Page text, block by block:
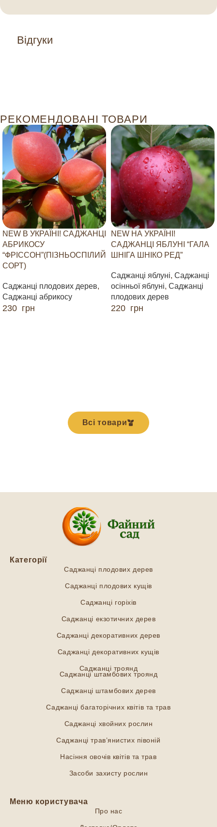
Відгуки
РЕКОМЕНДОВАНІ ТОВАРИ
NEW В УКРАЇНІ! САДЖАНЦІ
АБРИКОСУ
“ФРІССОН”(ПІЗНЬОСПІЛИЙ
СОРТ)
Саджанці плодових дерев,
Саджанці абрикосу
230 грн
NEW НА УКРАЇНІ!
САДЖАНЦІ ЯБЛУНІ “ГАЛА
ШНІГА ШНІКО РЕД”
Саджанці яблуні, Саджанці
осінньої яблуні, Саджанці
плодових дерев
220 грн
Всі товари
Категорії
Саджанці плодових дерев
Саджанці плодових кущів
Саджанці горіхів
Саджанці екзотичних дерев
Саджанці декоративних дерев
Саджанці декоративних кущів
Саджанці троянд
Саджанці штамбових троянд
Саджанці штамбових дерев
Саджанці багаторічних квітів та трав
Саджанці хвойних рослин
Саджанці трав’янистих півоній
Насіння овочів квітів та трав
Засоби захисту рослин
Меню користувача
Про нас